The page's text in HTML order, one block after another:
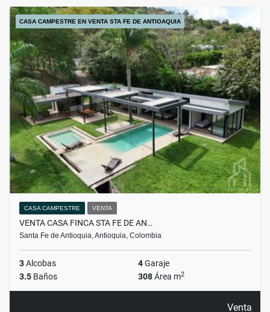
CASA CAMPESTRE EN VENTA STA FE DE ANTIOAQUIA
CASA CAMPESTRE VENTA
VENTA CASA FINCA STA FE DE AN…
Santa Fe de Antioquia, Antioquia, Colombia
3Alcobas 4Garaje
3.5 Baños 308Área m2
Venta